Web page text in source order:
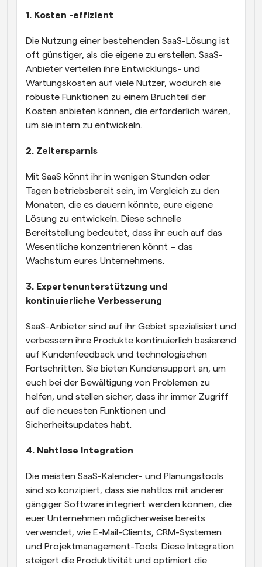
1. Kosten -effizient
Die Nutzung einer bestehenden SaaS-Lösung ist
oft günstiger, als die eigene zu erstellen. SaaS-
Anbieter verteilen ihre Entwicklungs- und
Wartungskosten auf viele Nutzer, wodurch sie
robuste Funktionen zu einem Bruchteil der
Kosten anbieten können, die erforderlich wären,
um sie intern zu entwickeln.
2. Zeitersparnis
Mit SaaS könnt ihr in wenigen Stunden oder
Tagen betriebsbereit sein, im Vergleich zu den
Monaten, die es dauern könnte, eure eigene
Lösung zu entwickeln. Diese schnelle
Bereitstellung bedeutet, dass ihr euch auf das
Wesentliche konzentrieren könnt – das
Wachstum eures Unternehmens.
3. Expertenunterstützung und
kontinuierliche Verbesserung
SaaS-Anbieter sind auf ihr Gebiet spezialisiert und
verbessern ihre Produkte kontinuierlich basierend
auf Kundenfeedback und technologischen
Fortschritten. Sie bieten Kundensupport an, um
euch bei der Bewältigung von Problemen zu
helfen, und stellen sicher, dass ihr immer Zugriff
auf die neuesten Funktionen und
Sicherheitsupdates habt.
4. Nahtlose Integration
Die meisten SaaS-Kalender- und Planungstools
sind so konzipiert, dass sie nahtlos mit anderer
gängiger Software integriert werden können, die
euer Unternehmen möglicherweise bereits
verwendet, wie E-Mail-Clients, CRM-Systemen
und Projektmanagement-Tools. Diese Integration
steigert die Produktivität und optimiert die